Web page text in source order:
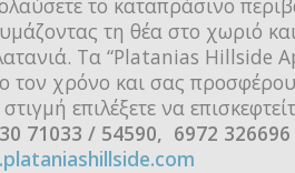
το καταπράσινο
τη θέα στο χωριό
Τα “Platanias Hillside
τον χρόνο και σας
επιλέξετε να
71033 / 54590, 6972 326696